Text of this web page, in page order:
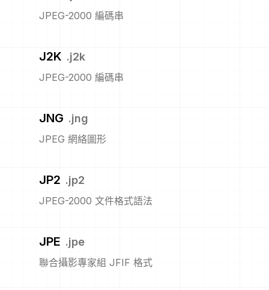
JPEG-2000 編碼串
J2K .j2k
JPEG-2000 編碼串
JNG .jng
JPEG 網絡圖形
JP2 .jp2
JPEG-2000 文件格式語法
JPE .jpe
聯合攝影專家組 JFIF 格式